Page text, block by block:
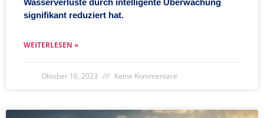
Wasserverluste durch intelligente Überwachung
signifikant reduziert hat.
WEITERLESEN »
Oktober 16, 2023 Keine Kommentare